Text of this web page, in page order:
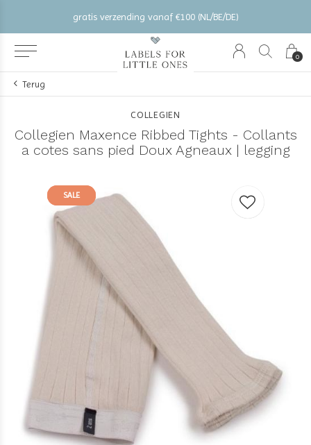
0
gratis verzending vanaf €100 (NL/BE/DE)
Terug
COLLEGIEN
Collegien Maxence Ribbed Tights - Collants
a cotes sans pied Doux Agneaux | legging
SALE
SALE